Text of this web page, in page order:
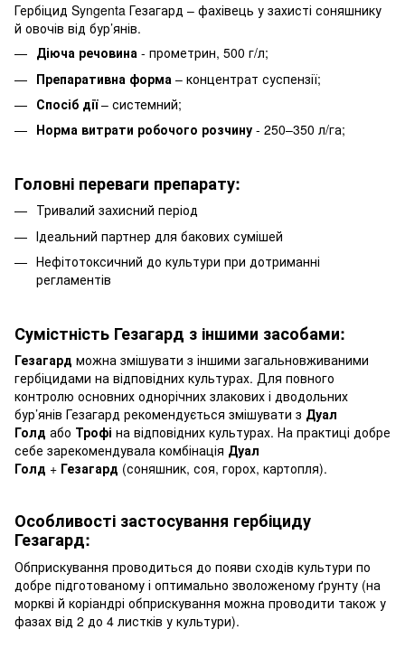
Гербіцид Syngenta Гезагард – фахівець у захисті соняшнику
й овочів від бур’янів.
Діюча речовина - прометрин, 500 г/л;
Препаративна форма – концентрат суспензії;
Спосіб дії– системний;
Норма витрати робочого розчину - 250–350 л/га;
Головні переваги препарату:
Тривалий захисний період
Ідеальний партнер для бакових сумішей
Нефітотоксичний до культури при дотриманні
регламентів
Сумістність Гезагард з іншими засобами:
Гезагард можна змішувати з іншими загальновживаними
гербіцидами на відповідних культурах. Для повного
контролю основних однорічних злакових і дводольних
бур’янів Гезагард рекомендується змішувати з Дуал
Голд або Трофі на відповідних культурах. На практиці добре
себе зарекомендувала комбінація Дуал
Голд + Гезагард (соняшник, соя, горох, картопля).
Особливості застосування гербіциду
Гезагард:
Обприскування проводиться до появи сходів культури по
добре підготованому і оптимально зволоженому ґрунту (на
моркві й коріандрі обприскування можна проводити також у
фазах від 2 до 4 листків у культури).